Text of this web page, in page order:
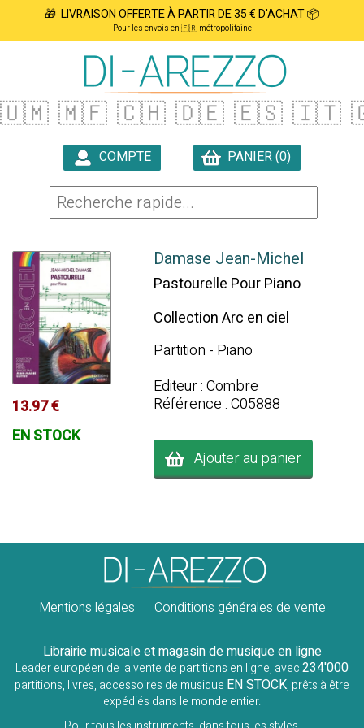
🎁 LIVRAISON OFFERTE À PARTIR DE 35 € D'ACHAT 📦
Pour les envois en 🇫🇷 métropolitaine
🇺🇲 🇲🇫 🇨🇭 🇩🇪 🇪🇸 🇮🇹
COMPTE
PANIER (0)
13.97 €
EN STOCK
Damase Jean-Michel
Pastourelle Pour Piano
Collection Arc en ciel
Partition - Piano
Editeur : Combre
Référence : C05888
Ajouter au panier
Mentions légales Conditions générales de vente
Librairie musicale et magasin de musique en ligne
Leader européen de la vente de partitions en ligne, avec234'000
partitions, livres, accessoires de musique EN STOCK, prêts à être
expédiés dans le monde entier.